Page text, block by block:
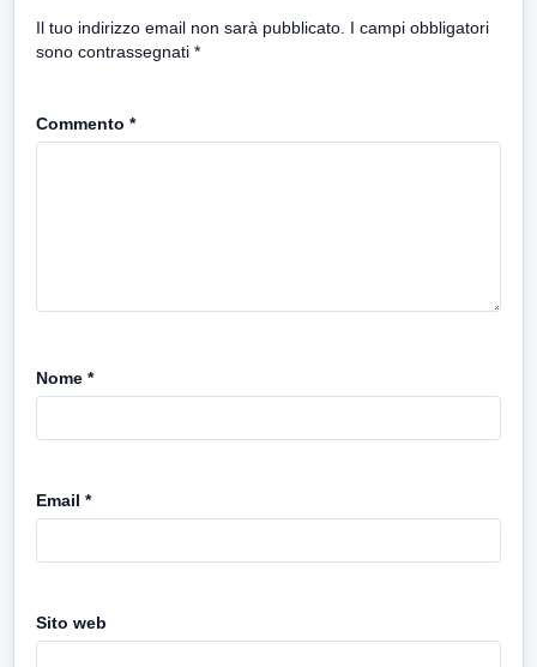
Il tuo indirizzo email non sarà pubblicato. I campi obbligatori
sono contrassegnati *
Commento *
Nome *
Email *
Sito web